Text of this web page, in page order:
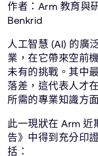
Arm 全球總部
110 Fulbourn Road
Cambridge, UK
CB1 9NJ
Tel: + 44(1223) 400
Fax: + 44(1223) 400 410
查詢全球辦公室
作者：Arm 教育與
Benkrid
人工智慧 (AI) 的廣
業，在它帶來空前
未有的挑戰。其中
落差，這代表人才
所需的專業知識方
此一現狀在 Arm 近
告》中得到充分印
括：